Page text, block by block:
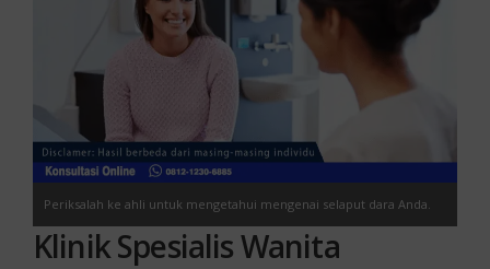
Periksalah ke ahli untuk mengetahui mengenai selaput dara Anda.
Klinik Spesialis Wanita